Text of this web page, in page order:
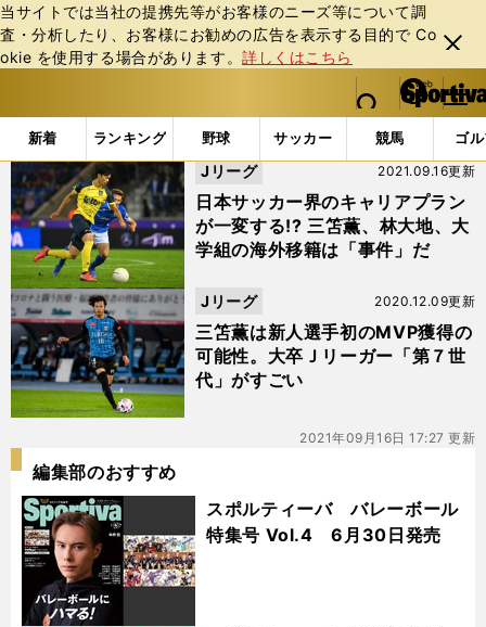
当サイトでは当社の提携先等がお客様のニーズ等について調
査・分析したり、お客様にお勧めの広告を表⽰する⽬的で Co
okie を使⽤する場合があります。詳しくはこちら
閉じ
る
web Sportiva (webスポルティーバ)
検索
マイペ
ー
ジ
メニュ
新着 ランキング 野球 サッカー 競馬 ゴ
b
ス
ポ
ル
テ
ィ
ー
バ
「#大卒Ｊリーガー」の最新ニュース・ 情報
日本サッカー界のキャリアプラン
が一変する!? 三笘薫、林大地、大
学組の海外移籍は「事件」だ
2021.09.16更新
Jリーグ
三笘薫は新人選手初のMVP獲得の
可能性。大卒Ｊリーガー「第７世
代」がすごい
2020.12.09更新
Jリーグ
2021年09月16日 17:27 更新
編集部のおすすめ
スポルティーバ バレーボール
特集号 Vol.4 6月30日発売